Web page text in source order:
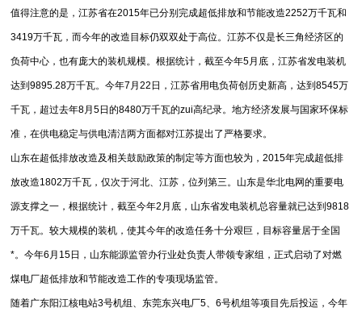
值得注意的是，江苏省在2015年已分别完成超低排放和节能改造2252万千瓦和
3419万千瓦，而今年的改造目标仍双双处于高位。江苏不仅是长三角经济区的
负荷中心，也有庞大的装机规模。根据统计，截至今年5月底，江苏省发电装机
达到9895.28万千瓦。今年7月22日，江苏省用电负荷创历史新高，达到8545万
千瓦，超过去年8月5日的8480万千瓦的zui高纪录。地方经济发展与国家环保标
准，在供电稳定与供电清洁两方面都对江苏提出了严格要求。
山东在超低排放改造及相关鼓励政策的制定等方面也较为，2015年完成超低排
放改造1802万千瓦，仅次于河北、江苏，位列第三。山东是华北电网的重要电
源支撑之一，根据统计，截至今年2月底，山东省发电装机总容量就已达到9818
万千瓦。较大规模的装机，使其今年的改造任务十分艰巨，目标容量居于全国
*。今年6月15日，山东能源监管办行业处负责人带领专家组，正式启动了对燃
煤电厂超低排放和节能改造工作的专项现场监管。
随着广东阳江核电站3号机组、东莞东兴电厂5、6号机组等项目先后投运，今年